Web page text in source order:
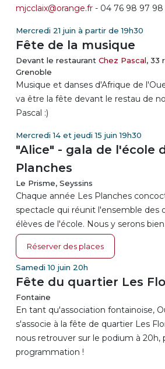
mjcclaix@orange.fr - 04 76 98 97
Mercredi 21 juin à partir de 19h30
Fête de la musique
Devant le restaurant Chez Pascal, 33
Grenoble
Musique et danses d'Afrique de
va être la fête devant le restau de
Pascal :)
Mercredi 14 et jeudi 15 juin 19h30
"Alice" - gala de l'école
Planches
Le Prisme, Seyssins
Chaque année Les Planches
spectacle qui réunit l'ensemble des
élèves de l'école. Nous y serons
Réserver des places
Samedi 10 juin 20h
Fête du quartier Les
Fontaine
En tant qu'association fontainoise,
s'associe à la fête de quartier Les
nous retrouver sur le podium à 20h,
programmation !